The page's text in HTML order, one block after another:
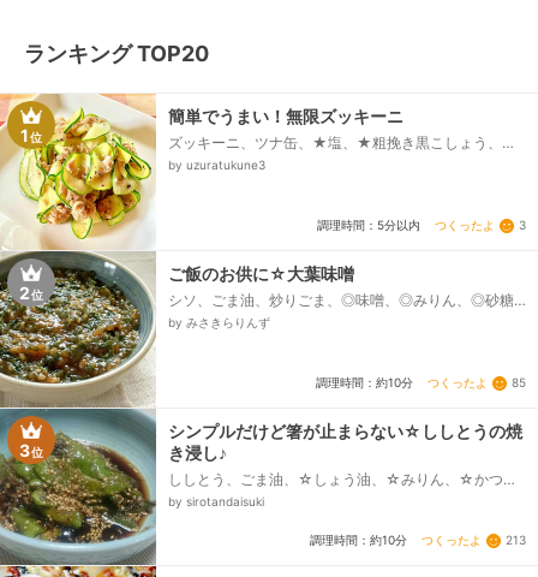
ランキング TOP20
1位
簡単でうまい！無限ズッキーニ
ズッキーニ、ツナ缶、★塩、★粗挽き黒こしょう、★
旨味調味料、ゴマ油
by uzuratukune3
調理時間：5分以内 つくったよ 3
2位
ご飯のお供に☆大葉味噌
シソ、ごま油、炒りごま、◎味噌、◎みりん、◎砂糖、
◎酒
by みさきらりんず
調理時間：約10分 つくったよ 85
3位
シンプルだけど箸が止まらない☆ししとうの焼
き浸し♪
ししとう、ごま油、☆しょう油、☆みりん、☆かつお
ぶし、☆酢、すりごま
by sirotandaisuki
調理時間：約10分 つくったよ 213